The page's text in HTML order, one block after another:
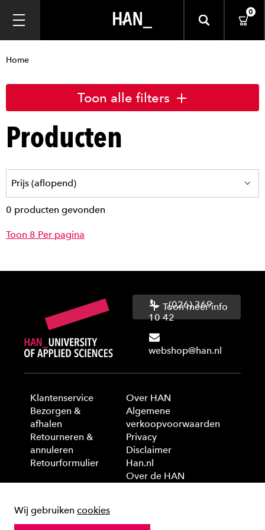
0
Home
Toon alle filters
Producten
0 producten gevonden
Toon 8 Per pagina
(026) 369
10 42
webshop@han.nl
Toon meer info
Klantenservice
Bezorgen &
afhalen
Retourneren &
annuleren
Retourformulier
Over HAN
Algemene
verkoopvoorwaarden
Privacy
Disclaimer
Han.nl
Over de HAN
© 2025 HAN University of Applied Sciences
Wij gebruiken cookies